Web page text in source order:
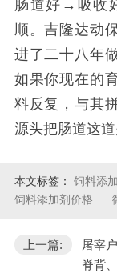
肠道好→吸
顺。吉隆达动
进了二十八年
如果你现在的
料反复，与其
源头把肠道这
本文标签： 饲料添
饲料添加剂价格
上一篇:
屠宰
脊背